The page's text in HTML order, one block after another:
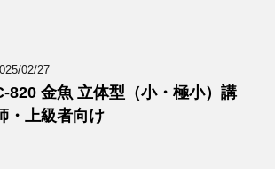
02/27
820 金魚 立体型（小・極小）講
・上級者向け